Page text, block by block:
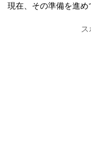
現在、その準備を進め